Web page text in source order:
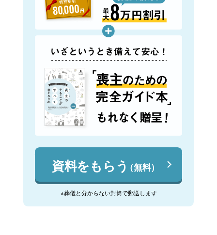
資料をもらう（無料）
※葬儀と分からない封筒で郵送します